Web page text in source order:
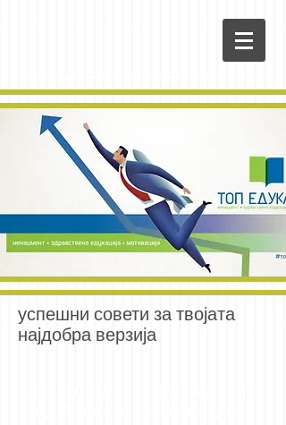
успешни совети за твојата
најдобра верзија